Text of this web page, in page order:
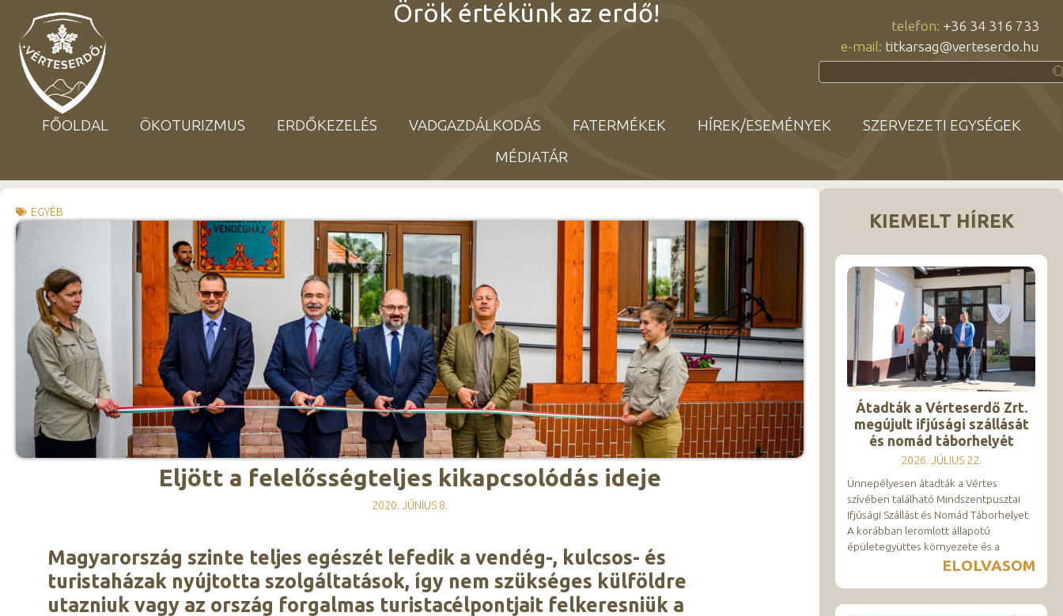
Örök értékünk az erdő! telefon: +36 34 316 733
e-mail: titkarsag@verteserdo.hu
FŐOLDAL ÖKOTURIZMUS ERDŐKEZELÉS VADGAZDÁLKODÁS FATERMÉKEK HÍREK/ESEMÉNYEK
SZERVEZETI EGYSÉGEK
MÉDIATÁR
EGYÉB
Eljött a felelősségteljes kikapcsolódás ideje
2020. JÚNIUS 8.
Magyarország szinte teljes egészét lefedik a vendég-, kulcsos- és
turistaházak nyújtotta szolgáltatások, így nem szükséges külföldre
utazniuk vagy az ország forgalmas turistacélpontjait felkeresniük a
KIEMELT HÍREK
Átadták a Vérteserdő Zrt.
megújult ifjúsági szállását
és nomád táborhelyét
2026. JÚLIUS 22.
Ünnepélyesen átadták a Vértes
szívében található Mindszentpusztai
Ifjúsági Szállást és Nomád Táborhelyet.
A korábban leromlott állapotú
épületegyüttes környezete és a
ELOLVASOM